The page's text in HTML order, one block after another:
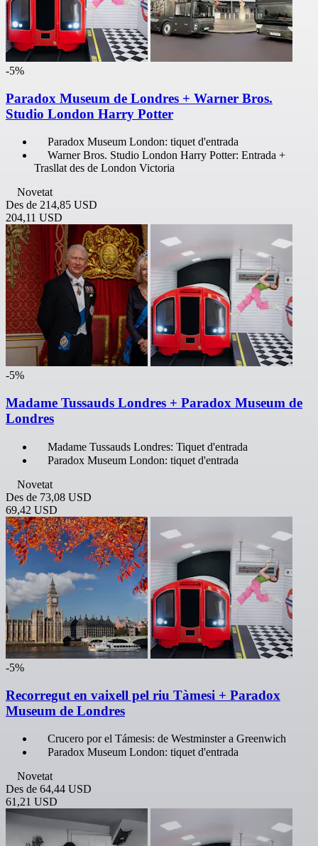
-5%
Paradox Museum de Londres + Warner Bros.
Studio London Harry Potter
Paradox Museum London: tiquet d'entrada
Warner Bros. Studio London Harry Potter: Entrada +
Trasllat des de London Victoria
Novetat
Des de 214,85 USD
204,11 USD
-5%
Madame Tussauds Londres + Paradox Museum de
Londres
Madame Tussauds Londres: Tiquet d'entrada
Paradox Museum London: tiquet d'entrada
Novetat
Des de 73,08 USD
69,42 USD
-5%
Recorregut en vaixell pel riu Tàmesi + Paradox
Museum de Londres
Crucero por el Támesis: de Westminster a Greenwich
Paradox Museum London: tiquet d'entrada
Novetat
Des de 64,44 USD
61,21 USD